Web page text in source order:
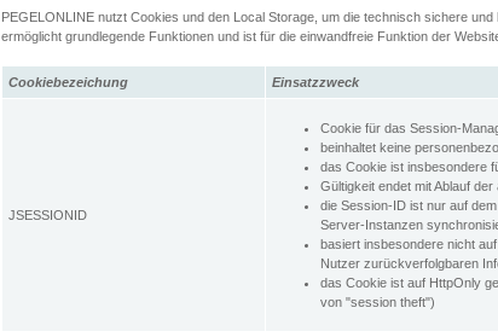
PEGELONLINE nutzt Cookies und den Local Storage, um die technisch sichere
ermöglicht grundlegende Funktionen und ist für die einwandfreie Funktion der
Cookiebezeichung Einsatzzweck
JSESSIONID
Cookie für das Session-
beinhaltet keine
das Cookie ist insbesondere
Gültigkeit endet mit Ablauf der
die Session-ID ist nur auf
Server-Instanzen
basiert insbesondere nicht
Nutzer zurückverfolgbaren
das Cookie ist auf HttpOnly
von "session theft")